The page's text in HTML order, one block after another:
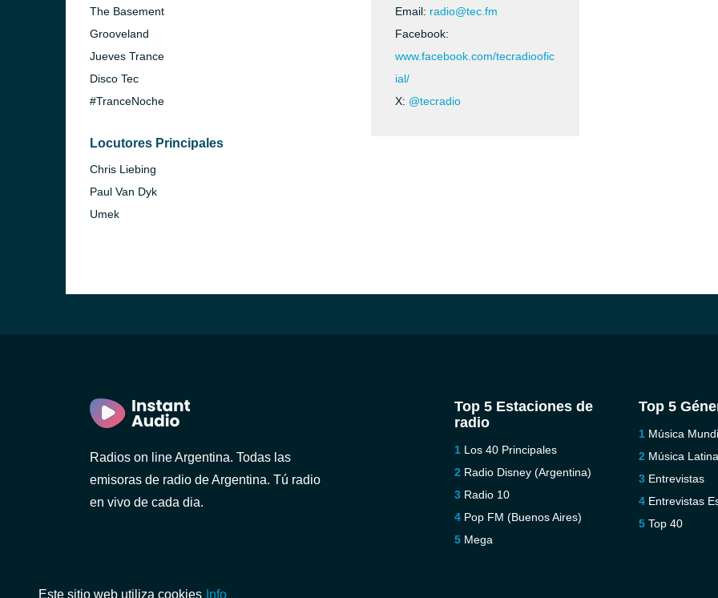
The Basement
Grooveland
Jueves Trance
Disco Tec
#TranceNoche
Locutores Principales
Chris Liebing
Paul Van Dyk
Umek
Email: radio@tec.fm
Facebook:
www.facebook.com/tecradioofic
ial/
X: @tecradio
Radios on line Argentina. Todas las
emisoras de radio de Argentina. Tú radio
en vivo de cada dia.
Top 5 Estaciones de
radio
Los 40 Principales
Radio Disney (Argentina)
Radio 10
Pop FM (Buenos Aires)
Mega
Top 5
Música
Música Latina
Entrevistas
Entrevistas
Top 40
Este sitio web utiliza cookies Info